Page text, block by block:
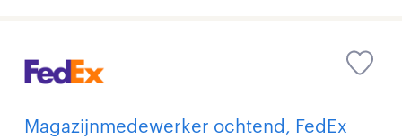
Magazijnmedewerker ochtend, FedEx